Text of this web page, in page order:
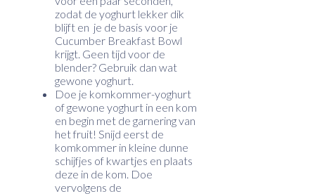
zodat de yoghurt lekker dik
blijft en je de basis voor je
Cucumber Breakfast Bowl
krijgt. Geen tijd voor de
blender? Gebruik dan wat
gewone yoghurt.
Doe je komkommer-yoghurt
of gewone yoghurt in een kom
en begin met de garnering van
het fruit! Snijd eerst de
komkommer in kleine dunne
schijfjes of kwartjes en plaats
deze in de kom. Doe
vervolgens de